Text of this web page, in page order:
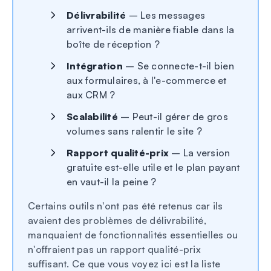
Délivrabilité – Les messages
arrivent-ils de manière fiable dans la
boîte de réception ?
Intégration – Se connecte-t-il bien
aux formulaires, à l'e-commerce et
aux CRM ?
Scalabilité – Peut-il gérer de gros
volumes sans ralentir le site ?
Rapport qualité-prix – La version
gratuite est-elle utile et le plan payant
en vaut-il la peine ?
Certains outils n'ont pas été retenus car ils
avaient des problèmes de délivrabilité,
manquaient de fonctionnalités essentielles ou
n'offraient pas un rapport qualité-prix
suffisant. Ce que vous voyez ici est la liste